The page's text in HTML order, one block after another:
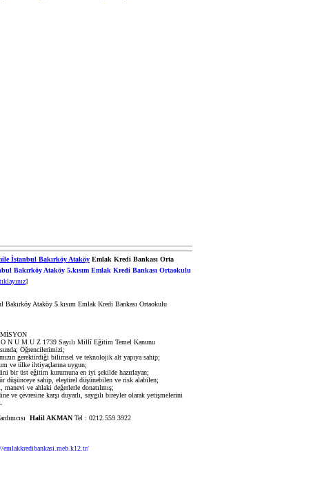
İstanbul Bakırköy Ataköy Emlak Kredi Bankası Orta
tıklayınız]
Ataköy 5 .kısım Emlak Kredi Bankası Ortaokulu
N U M U Z 1739 Sayılı Millî Eğitim Temel Kanunu
Öğrencilerimizi;
gerektirdiği bilimsel ve teknolojik alt yapıya sahip;
ve ülke ihtiyaçlarına uygun;
bir üst eğitim kurumuna en iyi şekilde hazırlayan;
sahip, eleştirel düşünebilen ve risk alabilen;
ve ahlaki değerlerle donatılmış;
ve çevresine karşı duyarlı, saygılı bireyler olarak yetişmelerini
Halil AKMAN Tel : 0212.559 3922